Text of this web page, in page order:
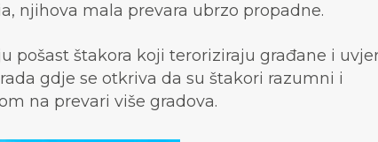
njihova mala prevara ubrzo propadne.
pošast štakora koji teroriziraju građane i
gdje se otkriva da su štakori razumni i
na prevari više gradova.